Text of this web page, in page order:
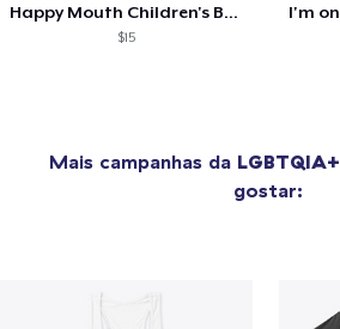
Happy Mouth Children's Book
$15
Mais campanhas da LGBTQIA+
gostar: